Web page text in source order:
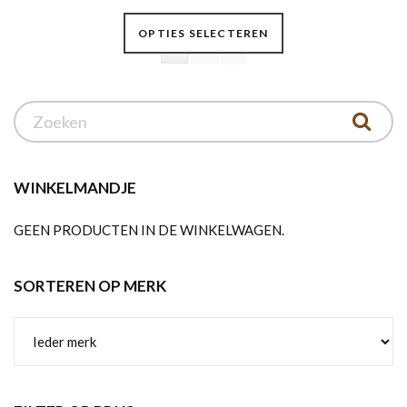
OPTIES SELECTEREN
Dit
worden
WINKELMANDJE
GEEN PRODUCTEN IN DE WINKELWAGEN.
SORTEREN OP MERK